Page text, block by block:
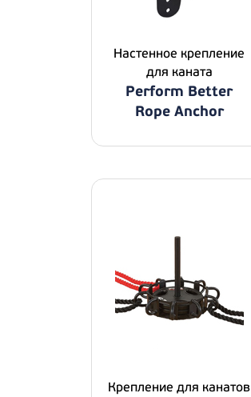
Настенное крепление
для каната
Perform Better
Rope Anchor
Крепление для канатов